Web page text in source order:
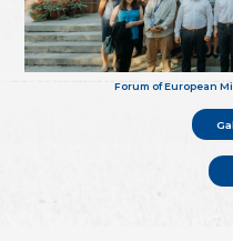
Forum of European